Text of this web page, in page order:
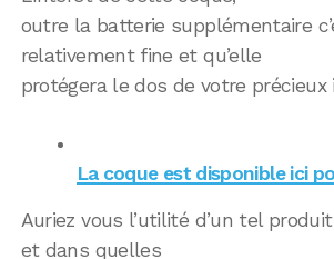
outre la batterie supplémentaire
relativement fine et qu’elle
protégera le dos de votre précieux
La coque est disponible ici
Auriez vous l’utilité d’un tel
et dans quelles